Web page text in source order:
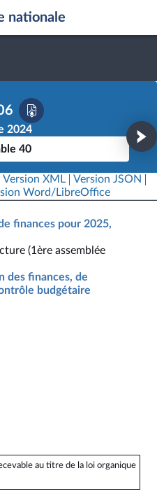
nationale
2024
40
Version XML
Version JSON
Word/LibreOffice
finances pour 2025,
(1ère assemblée
des finances, de
budgétaire
au titre de la loi organique